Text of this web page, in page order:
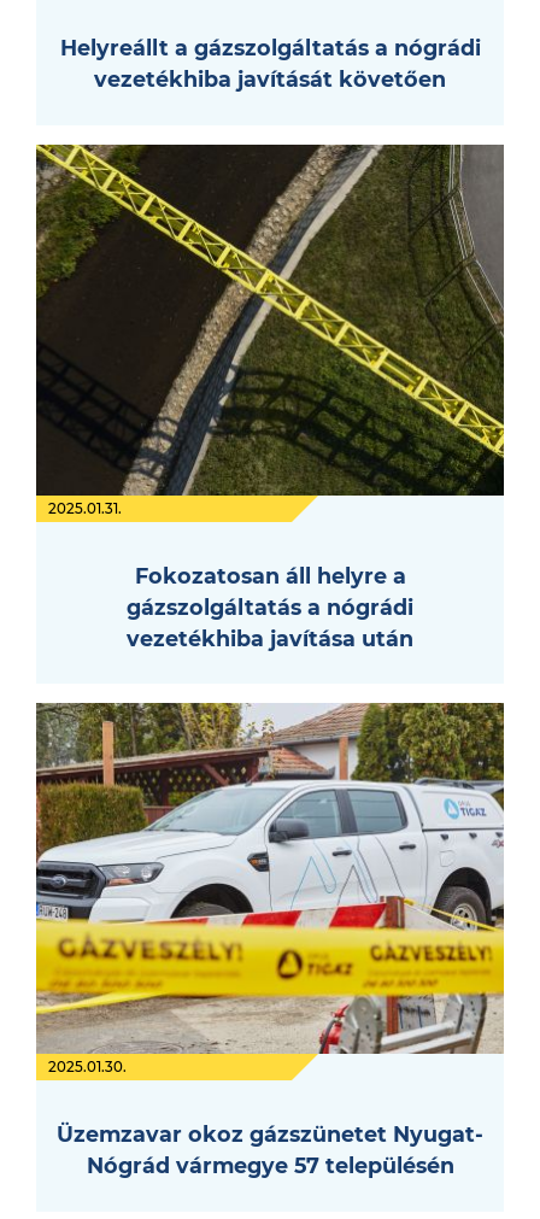
Helyreállt a gázszolgáltatás a nógrádi
vezetékhiba javítását követően
2025.01.31.
Fokozatosan áll helyre a
gázszolgáltatás a nógrádi
vezetékhiba javítása után
2025.01.30.
Üzemzavar okoz gázszünetet Nyugat-
Nógrád vármegye 57 településén